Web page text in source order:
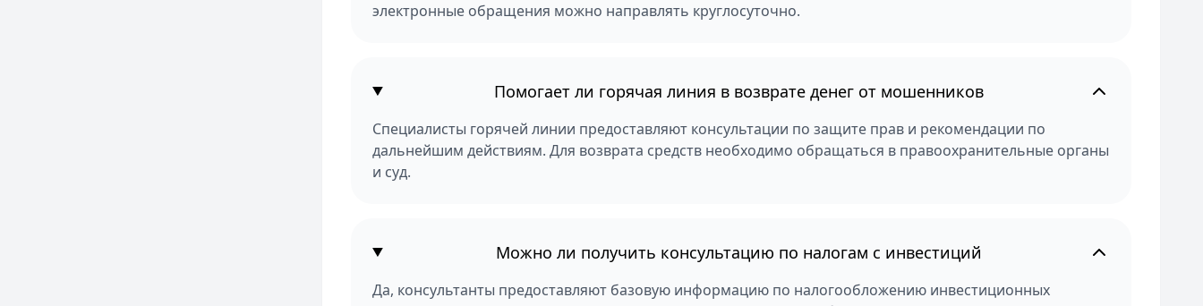
электронные обращения можно направлять круглосуточно.
Помогает ли горячая линия в возврате денег от мошенников
Специалисты горячей линии предоставляют консультации по защите прав и рекомендации по
дальнейшим действиям. Для возврата средств необходимо обращаться в правоохранительные органы
и суд.
Можно ли получить консультацию по налогам с инвестиций
Да, консультанты предоставляют базовую информацию по налогообложению инвестиционных